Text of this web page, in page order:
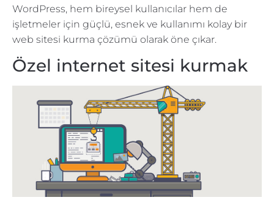
WordPress, hem bireysel kullanıcılar hem de
işletmeler için güçlü, esnek ve kullanımı kolay bir
web sitesi kurma çözümü olarak öne çıkar.
Özel internet sitesi kurmak